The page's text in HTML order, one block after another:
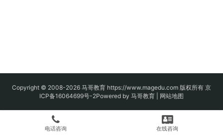
Copyright © 2008-2026 马哥教育 https://www.magedu.com 版权所有 京
ICP备16064699号-2Powered by 马哥教育 | 网站地图
电话咨询 在线咨询